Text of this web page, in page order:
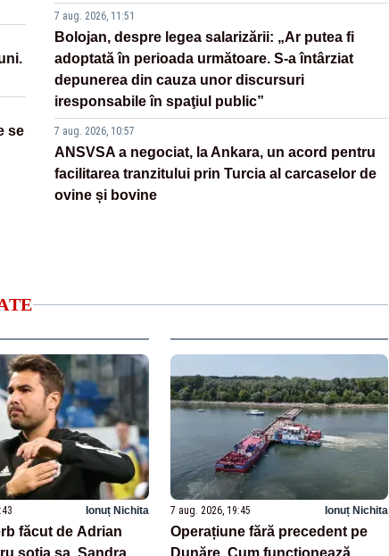
se
7 aug. 2026, 11:51
Bolojan, despre legea salarizării: „Ar putea fi
adoptată în perioada următoare. S-a întârziat
depunerea din cauza unor discursuri
iresponsabile în spaţiul public”
7 aug. 2026, 10:57
ANSVSA a negociat, la Ankara, un acord pentru
facilitarea tranzitului prin Turcia al carcaselor de
ovine și bovine
Ionuț Nichita
făcut de Adrian
soția sa, Sandra.
7 aug. 2026, 19:45 Ionuț Nichita
Operațiune fără precedent pe
Dunăre. Cum funcționează